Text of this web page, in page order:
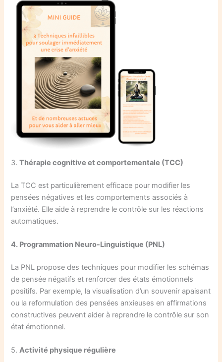
3.Thérapie cognitive et comportementale (TCC)
La TCC est particulièrement efficace pour modifier les
pensées négatives et les comportements associés à
l’anxiété. Elle aide à reprendre le contrôle sur les réactions
automatiques.
4. Programmation Neuro-Linguistique (PNL)
La PNL propose des techniques pour modifier les schémas
de pensée négatifs et renforcer des états émotionnels
positifs. Par exemple, la visualisation d’un souvenir apaisant
ou la reformulation des pensées anxieuses en affirmations
constructives peuvent aider à reprendre le contrôle sur son
état émotionnel.
5.Activité physique régulière